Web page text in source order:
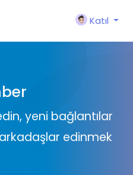
Katıl
yeni bağlantılar
edinmek